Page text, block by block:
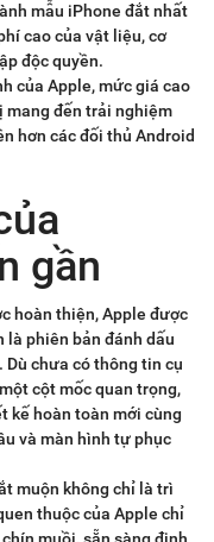
mẫu iPhone đắt nhất
cao của vật liệu, cơ
độc quyền.
của Apple, mức giá cao
mang đến trải nghiệm
hơn các đối thủ Android
gần
hoàn thiện, Apple được
là phiên bản đánh dấu
chưa có thông tin cụ
cột mốc quan trọng,
kế hoàn toàn mới cùng
và màn hình tự phục
muộn không chỉ là trì
thuộc của Apple chỉ